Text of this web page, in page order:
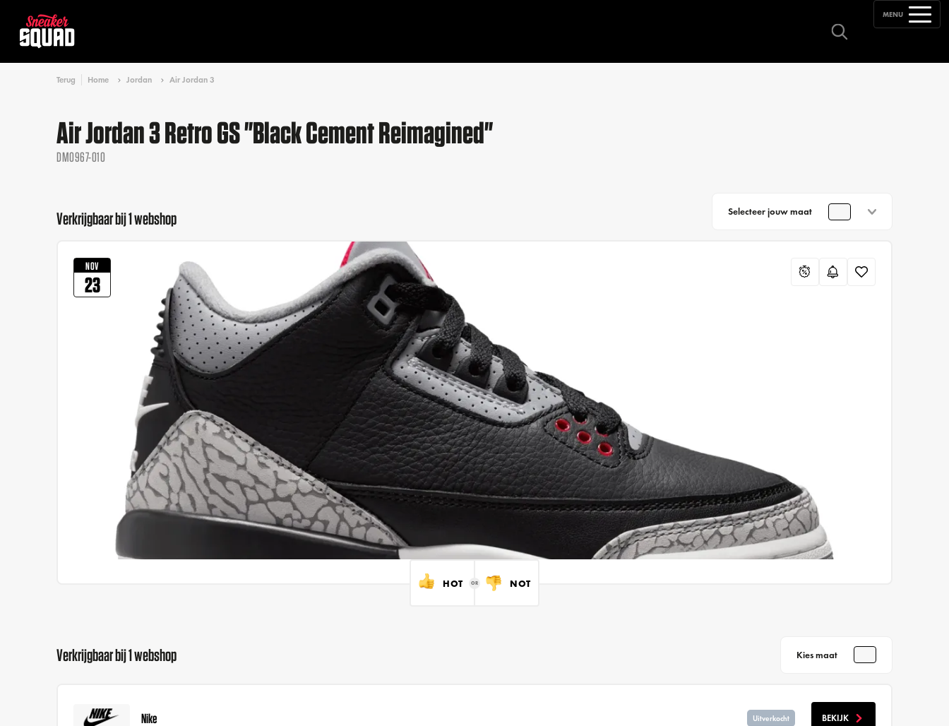
MENU
Terug Home Jordan Air Jordan 3
Air Jordan 3 Retro GS "Black Cement Reimagined"
DM0967-010
Verkrijgbaar bij 1 webshop Selecteer jouw maat
NOV
23
HOT NOT
Verkrijgbaar bij 1 webshop Kies maat
Nike Uitverkocht BEKIJK